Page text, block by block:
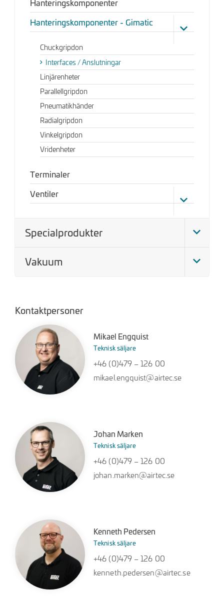
Hanteringskomponenter
Hanteringskomponenter - Gimatic
Chuckgripdon
Interfaces / Anslutningar
Linjärenheter
Parallellgripdon
Pneumatikhänder
Radialgripdon
Vinkelgripdon
Vridenheter
Terminaler
Ventiler
Specialprodukter
Vakuum
Kontaktpersoner
Mikael Engquist
Teknisk säljare
+46 (0)479 – 126 00
mikael.engquist@airtec.se
Johan Marken
Teknisk säljare
+46 (0)479 – 126 00
johan.marken@airtec.se
Kenneth Pedersen
Teknisk säljare
+46 (0)479 – 126 00
kenneth.pedersen@airtec.se